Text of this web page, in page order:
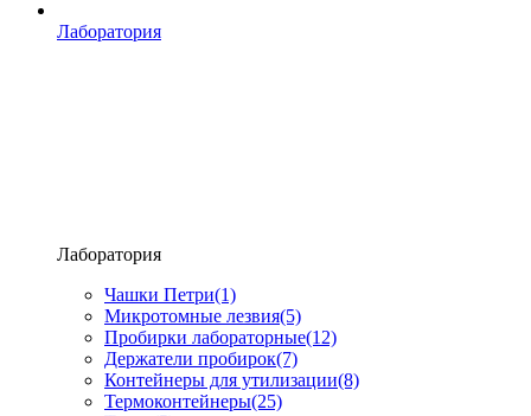
Лаборатория
Лаборатория
Чашки Петри(1)
Микротомные лезвия(5)
Пробирки лабораторные(12)
Держатели пробирок(7)
Контейнеры для утилизации(8)
Термоконтейнеры(25)